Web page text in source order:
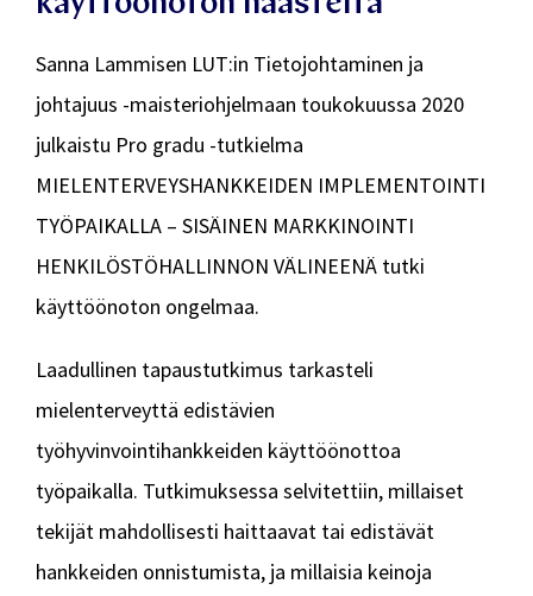
Sanna Lammisen LUT:in Tietojohtaminen ja
johtajuus -maisteriohjelmaan toukokuussa 2020
julkaistu Pro gradu -tutkielma
MIELENTERVEYSHANKKEIDEN IMPLEMENTOINTI
TYÖPAIKALLA – SISÄINEN MARKKINOINTI
HENKILÖSTÖHALLINNON VÄLINEENÄ tutki
käyttöönoton ongelmaa.
Laadullinen tapaustutkimus tarkasteli
mielenterveyttä edistävien
työhyvinvointihankkeiden käyttöönottoa
työpaikalla. Tutkimuksessa selvitettiin, millaiset
tekijät mahdollisesti haittaavat tai edistävät
hankkeiden onnistumista, ja millaisia keinoja